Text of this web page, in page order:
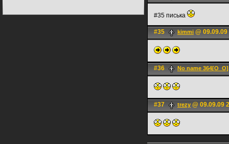
#35 писька
#35 kimmi @
#36 No name 364[О_О]
#37 trezy @ 09.09.09